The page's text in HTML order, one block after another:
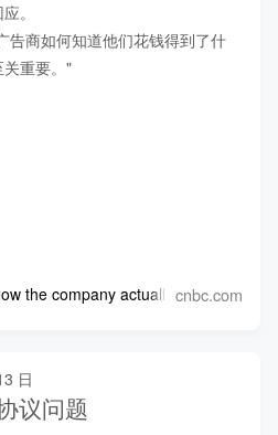
。
告商如何知道他们花钱得到了什
重要。"
the company actually fights
cnbc.com
日
议问题